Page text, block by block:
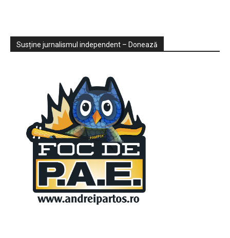
Sondaje
Video
Susține jurnalismul independent – Donează